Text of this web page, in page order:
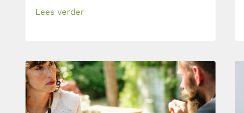
stappenplan geef je je boodschap dat
Lees verder